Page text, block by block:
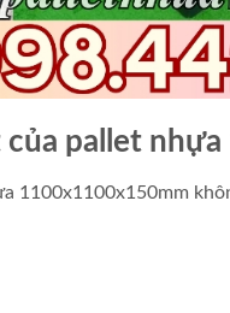
của pallet
1100x1100x150mm